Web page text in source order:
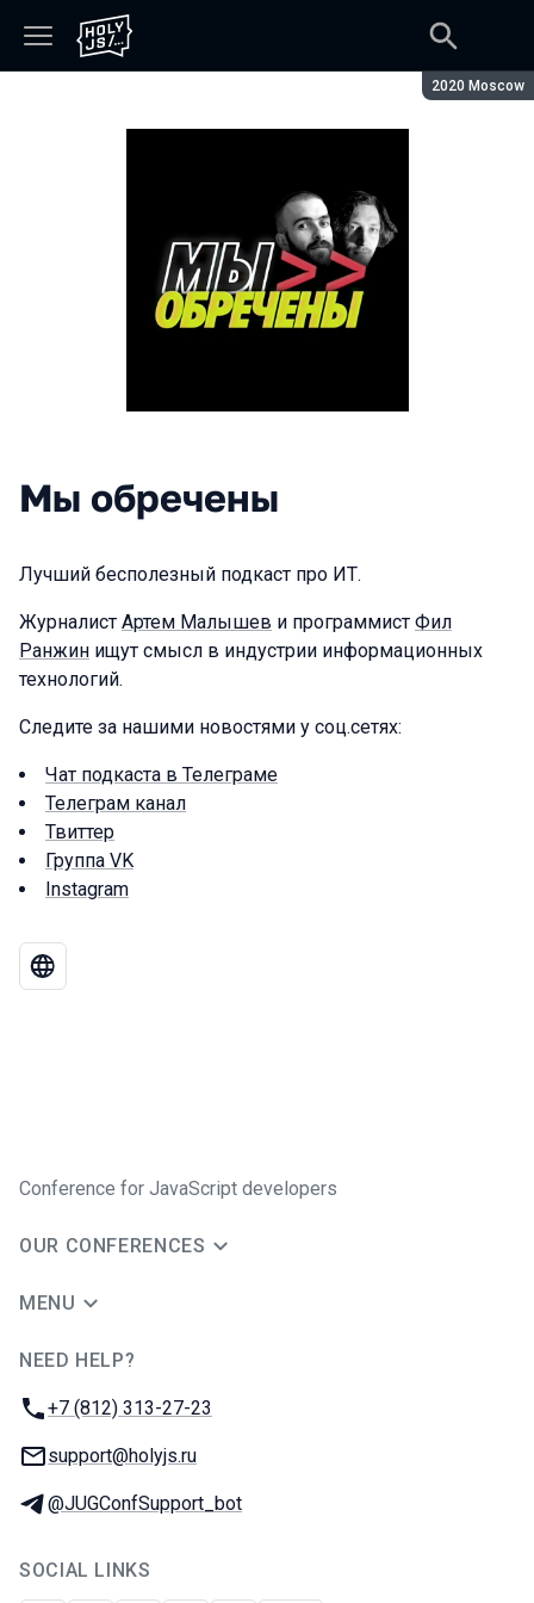
Season:
2020 Moscow
Мы обречены
Лучший бесполезный подкаст про ИТ.
Журналист Артем Малышев и программист Фил
Ранжин ищут смысл в индустрии информационных
технологий.
Следите за нашими новостями у соц.сетях:
Чат подкаста в Телеграме
Телеграм канал
Твиттер
Группа VK
Instagram
Conference for JavaScript developers
OUR CONFERENCES
MENU
NEED HELP?
Phone:
+7 (812) 313-27-23
Email:
support@holyjs.ru
Telegram:
@JUGConfSupport_bot
SOCIAL LINKS